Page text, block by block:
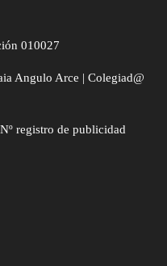
010027
Angulo Arce | Colegiad@
registro de publicidad